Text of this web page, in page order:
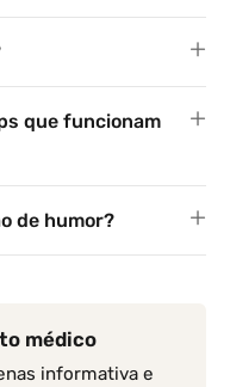
que funcionam
de humor?
médico
informativa e